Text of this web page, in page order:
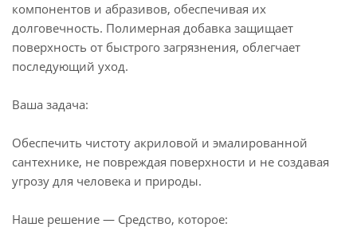
компонентов и абразивов, обеспечивая их
долговечность. Полимерная добавка защищает
поверхность от быстрого загрязнения, облегчает
последующий уход.
Ваша задача:
Обеспечить чистоту акриловой и эмалированной
сантехнике, не повреждая поверхности и не создавая
угрозу для человека и природы.
Наше решение — Средство, которое: